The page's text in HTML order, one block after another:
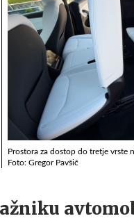
Prostora za dostop do tretje vrste
Foto: Gregor Pavšič